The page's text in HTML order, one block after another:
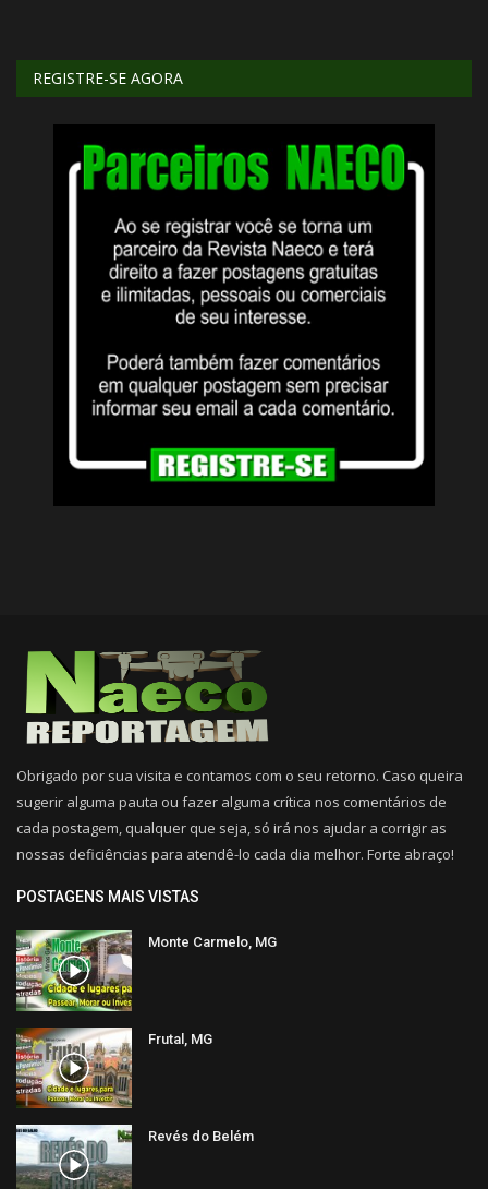
REGISTRE-SE AGORA
Obrigado por sua visita e contamos com o seu retorno. Caso queira
sugerir alguma pauta ou fazer alguma crítica nos comentários de
cada postagem, qualquer que seja, só irá nos ajudar a corrigir as
nossas deficiências para atendê-lo cada dia melhor. Forte abraço!
POSTAGENS MAIS VISTAS
Monte Carmelo, MG
Frutal, MG
Revés do Belém